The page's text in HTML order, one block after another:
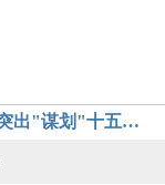
湖南农业大学召开审计工作会议 以三个"突出"谋划"十五五"审计工作